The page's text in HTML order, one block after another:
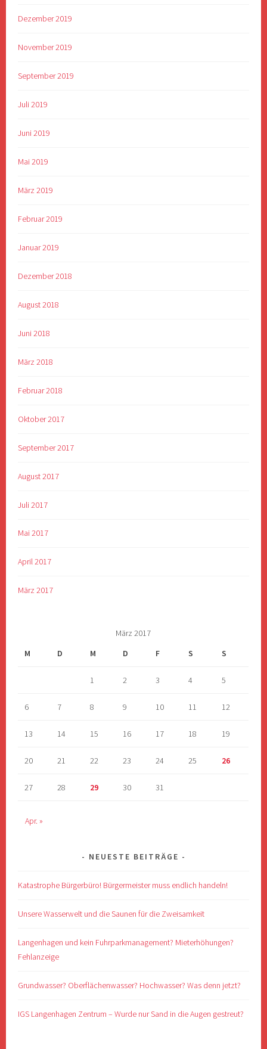
Dezember 2019
November 2019
September 2019
Juli 2019
Juni 2019
Mai 2019
März 2019
Februar 2019
Januar 2019
Dezember 2018
August 2018
Juni 2018
März 2018
Februar 2018
Oktober 2017
September 2017
August 2017
Juli 2017
Mai 2017
April 2017
März 2017
März 2017
M
D M D F S S
1 2 3 4 5
6 7 8 9 10 11 12
13 14 15 16 17 18 19
20 21 22 23 24 25 26
27 28 29 30 31
Apr. »
NEUESTE BEITRÄGE
Katastrophe Bürgerbüro! Bürgermeister muss endlich handeln!
Unsere Wasserwelt und die Saunen für die Zweisamkeit
Langenhagen und kein Fuhrparkmanagement? Mieterhöhungen?
Fehlanzeige
Grundwasser? Oberflächenwasser? Hochwasser? Was denn jetzt?
IGS Langenhagen Zentrum – Wurde nur Sand in die Augen gestreut?